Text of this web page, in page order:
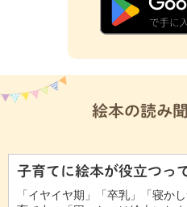
絵本の読み
子育てに絵本が役立つっ
「イヤイヤ期」「卒乳」「寝か